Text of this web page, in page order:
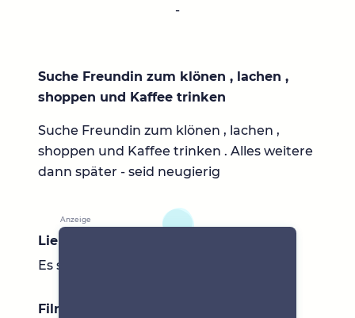
-
Suche Freundin zum klönen , lachen ,
shoppen und Kaffee trinken
Suche Freundin zum klönen , lachen ,
shoppen und Kaffee trinken . Alles weitere
dann später - seid neugierig
Lieblingsbücher
Es sind soooo viele
Filme & Serien